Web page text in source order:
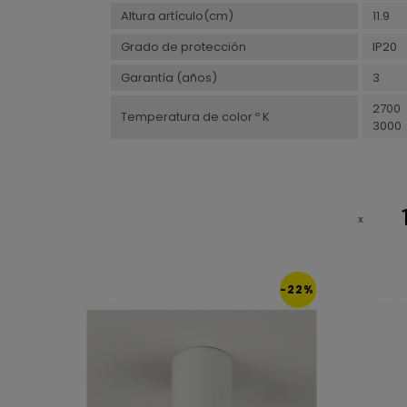
Altura artículo(cm)
11.9
Grado de protección
IP20
Garantía (años)
3
Temperatura de color º K
2700
3000
-22%